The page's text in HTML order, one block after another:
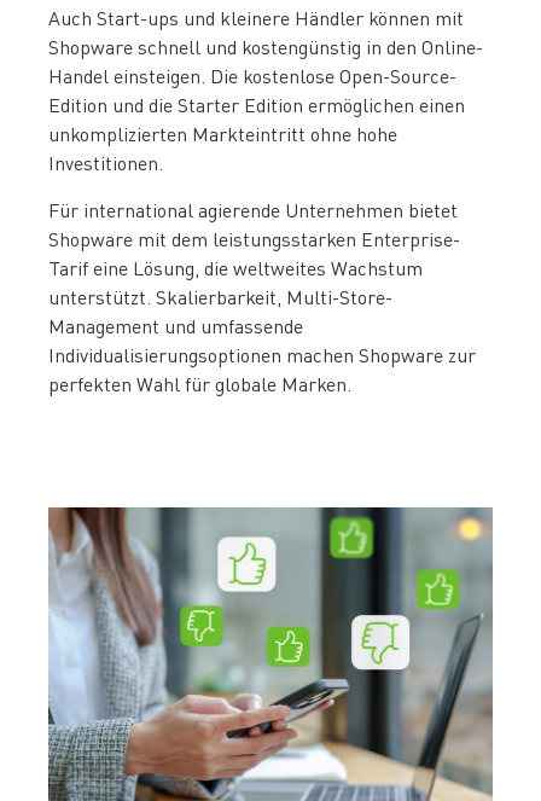
Auch Start-ups und kleinere Händler können mit
Shopware schnell und kostengünstig in den Online-
Handel einsteigen. Die kostenlose Open-Source-
Edition und die Starter Edition ermöglichen einen
unkomplizierten Markteintritt ohne hohe
Investitionen.
Für international agierende Unternehmen bietet
Shopware mit dem leistungsstarken Enterprise-
Tarif eine Lösung, die weltweites Wachstum
unterstützt. Skalierbarkeit, Multi-Store-
Management und umfassende
Individualisierungsoptionen machen Shopware zur
perfekten Wahl für globale Marken.